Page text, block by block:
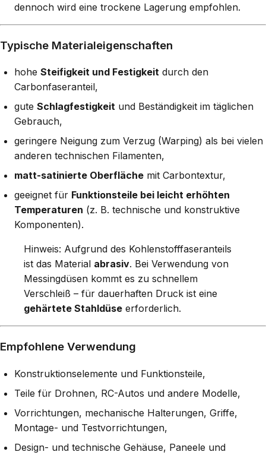
dennoch wird eine trockene Lagerung empfohlen.
Typische Materialeigenschaften
hohe Steifigkeit und Festigkeit durch den
Carbonfaseranteil,
gute Schlagfestigkeit und Beständigkeit im täglichen
Gebrauch,
geringere Neigung zum Verzug (Warping) als bei vielen
anderen technischen Filamenten,
matt-satinierte Oberfläche mit Carbontextur,
geeignet für Funktionsteile bei leicht erhöhten
Temperaturen (z. B. technische und konstruktive
Komponenten).
Hinweis: Aufgrund des Kohlenstofffaseranteils
ist das Material abrasiv. Bei Verwendung von
Messingdüsen kommt es zu schnellem
Verschleiß – für dauerhaften Druck ist eine
gehärtete Stahldüse erforderlich.
Empfohlene Verwendung
Konstruktionselemente und Funktionsteile,
Teile für Drohnen, RC-Autos und andere Modelle,
Vorrichtungen, mechanische Halterungen, Griffe,
Montage- und Testvorrichtungen,
Design- und technische Gehäuse, Paneele und